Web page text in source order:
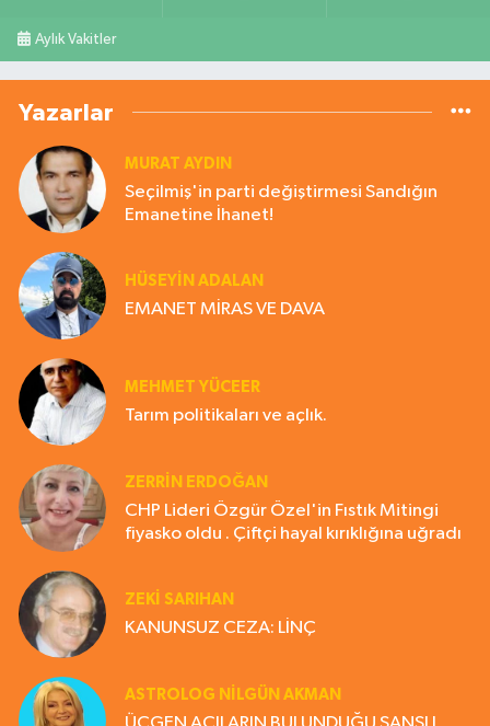
Aylık Vakitler
Yazarlar
MURAT AYDIN
Seçilmiş'in parti değiştirmesi Sandığın
Emanetine İhanet!
HÜSEYIN ADALAN
EMANET MİRAS VE DAVA
MEHMET YÜCEER
Tarım politikaları ve açlık.
ZERRIN ERDOĞAN
CHP Lideri Özgür Özel'in Fıstık Mitingi
fiyasko oldu . Çiftçi hayal kırıklığına uğradı
ZEKI SARIHAN
KANUNSUZ CEZA: LİNÇ
ASTROLOG NILGÜN AKMAN